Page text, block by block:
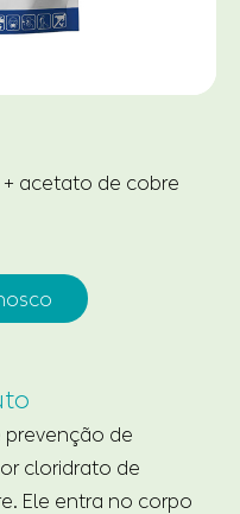
+ acetato de cobre
de
cloridrato de
Ele entra no corpo